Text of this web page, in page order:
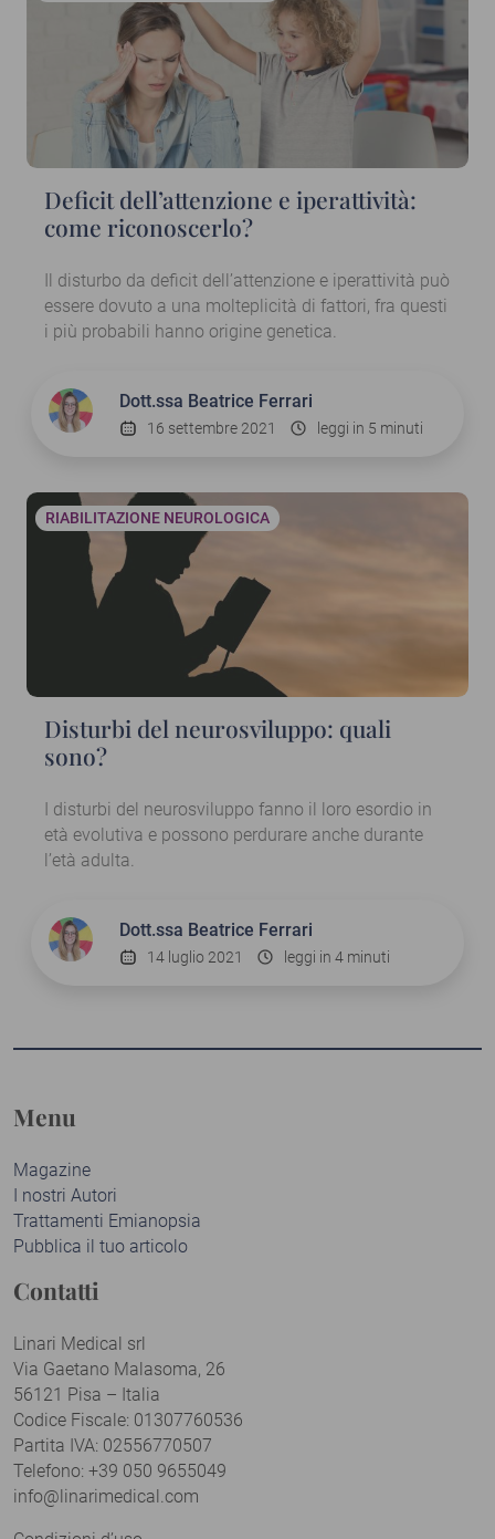
Deficit dell’attenzione e iperattività:
come riconoscerlo?
Il disturbo da deficit dell’attenzione e iperattività può
essere dovuto a una molteplicità di fattori, fra questi
i più probabili hanno origine genetica.
Dott.ssa Beatrice Ferrari
16 settembre 2021 leggi in 5 minuti
RIABILITAZIONE NEUROLOGICA
Disturbi del neurosviluppo: quali
sono?
I disturbi del neurosviluppo fanno il loro esordio in
età evolutiva e possono perdurare anche durante
l’età adulta.
Dott.ssa Beatrice Ferrari
14 luglio 2021 leggi in 4 minuti
Menu
Magazine
I nostri Autori
Trattamenti Emianopsia
Pubblica il tuo articolo
Contatti
Linari Medical srl
Via Gaetano Malasoma, 26
56121 Pisa – Italia
Codice Fiscale: 01307760536
Partita IVA: 02556770507
Telefono: +39 050 9655049
info@linarimedical.com